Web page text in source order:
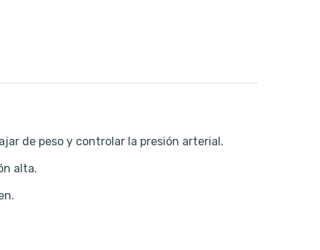
de peso y controlar la presión arterial.
alta.